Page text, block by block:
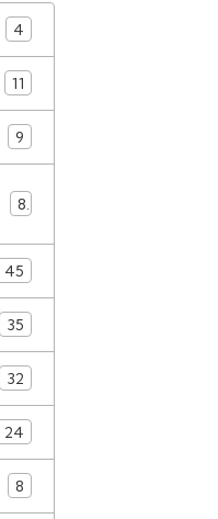
4
11
9
8
45
35
32
24
8